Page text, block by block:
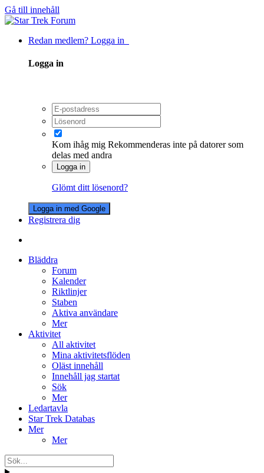
Gå till innehåll
Redan medlem? Logga in
Logga in
Kom ihåg mig Rekommenderas inte på datorer som
delas med andra
Logga in
Glömt ditt lösenord?
Logga in med Google
Registrera dig
Bläddra
Forum
Kalender
Riktlinjer
Staben
Aktiva användare
Mer
Aktivitet
All aktivitet
Mina aktivitetsflöden
Oläst innehåll
Innehåll jag startat
Sök
Mer
Ledartavla
Star Trek Databas
Mer
Mer